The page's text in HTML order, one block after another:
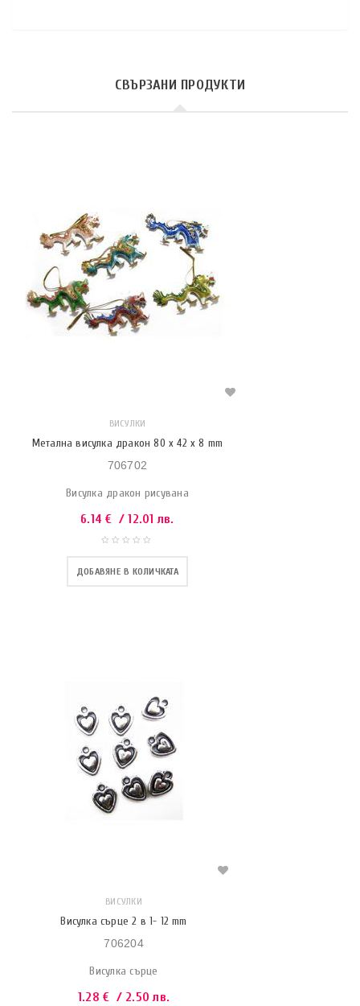
СВЪРЗАНИ ПРОДУКТИ
ВИСУЛКИ
Метална висулка дракон 80 x 42 x 8 mm
706702
Висулка дракон рисувана
6.14€ / 12.01 лв.
ДОБАВЯНЕ В КОЛИЧКАТА
ВИСУЛКИ
Висулка сърце 2 в 1- 12 mm
706204
Висулка сърце
1.28€ / 2.50 лв.